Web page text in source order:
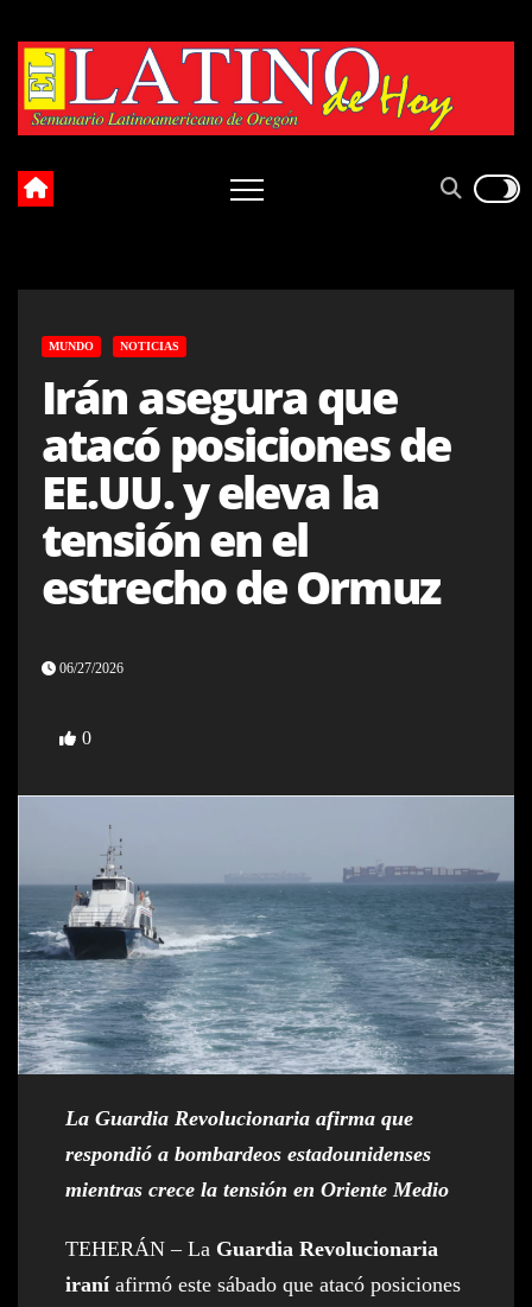
content
MUNDO NOTICIAS
Irán asegura que
atacó posiciones de
EE.UU. y eleva la
tensión en el
estrecho de Ormuz
06/27/2026
0
La Guardia Revolucionaria afirma que
respondió a bombardeos estadounidenses
mientras crece la tensión en Oriente Medio
TEHERÁN – La Guardia Revolucionaria
iraní afirmó este sábado que atacó posiciones